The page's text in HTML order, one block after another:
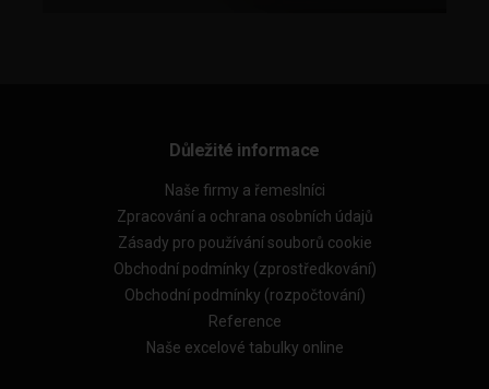
Důležité informace
Naše firmy a řemeslníci
Zpracování a ochrana osobních údajů
Zásady pro používání souborů cookie
Obchodní podmínky (zprostředkování)
Obchodní podmínky (rozpočtování)
Reference
Naše excelové tabulky online